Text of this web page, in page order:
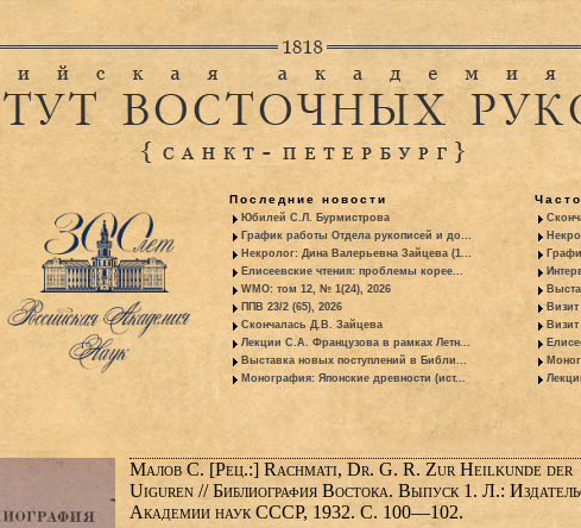
Последние новости
Юбилей С.Л. Бурмистрова
График работы Отдела рукописей и до...
Некролог: Дина Валерьевна Зайцева (1...
Елисеевские чтения: проблемы корее...
WMO: том 12, № 1(24), 2026
ППВ 23/2 (65), 2026
Скончалась Д.В. Зайцева
Лекции С.А. Французова в рамках Летн...
Выставка новых поступлений в Библи...
Монография: Японские древности (ист...
Малов С. [Рец.:] Rachmati, Dr. G. R. Zur Heilkunde der
Uiguren // Библиография Востока. Выпуск 1. Л.:
Академии наук СССР, 1932. С. 100—102.